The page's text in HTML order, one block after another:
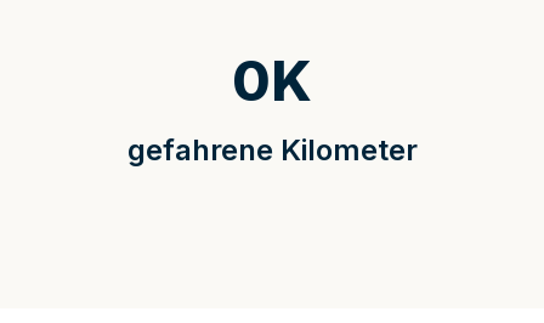
gefahrene Kilometer
0K